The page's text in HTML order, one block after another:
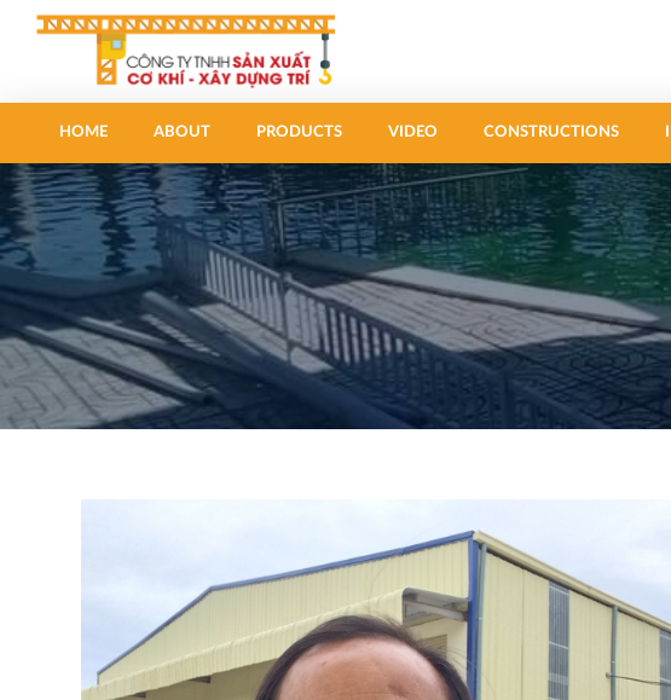
HOME ABOUT PRODUCTS VIDEO CONSTRUCTIONS